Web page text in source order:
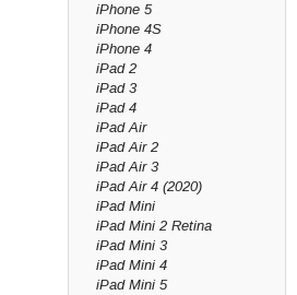
iPhone 5
iPhone 4S
iPhone 4
iPad 2
iPad 3
iPad 4
iPad Air
iPad Air 2
iPad Air 3
iPad Air 4 (2020)
iPad Mini
iPad Mini 2 Retina
iPad Mini 3
iPad Mini 4
iPad Mini 5